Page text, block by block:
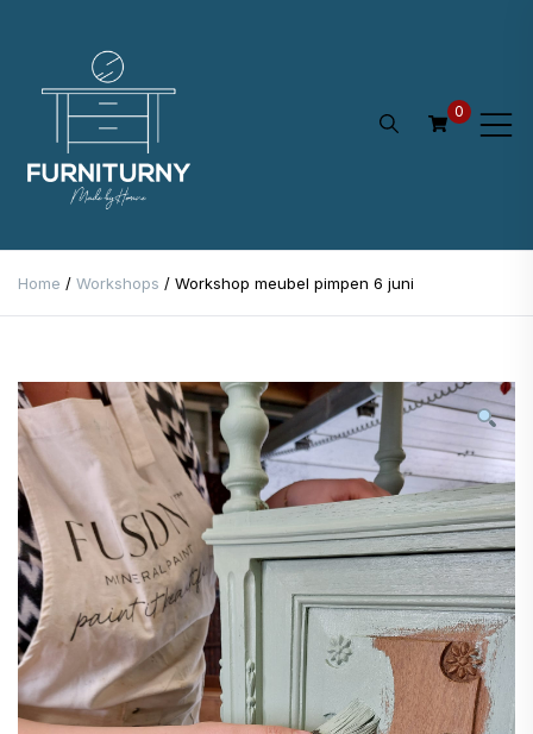
0
Home / Workshops / Workshop meubel pimpen 6 juni